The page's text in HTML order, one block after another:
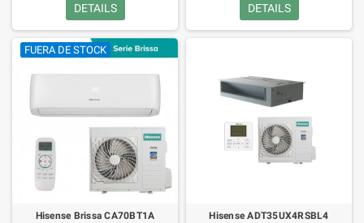
DETAILS DETAILS
FUERA DE STOCK
Hisense Brissa CA70BT1A Hisense ADT35UX4RSBL4